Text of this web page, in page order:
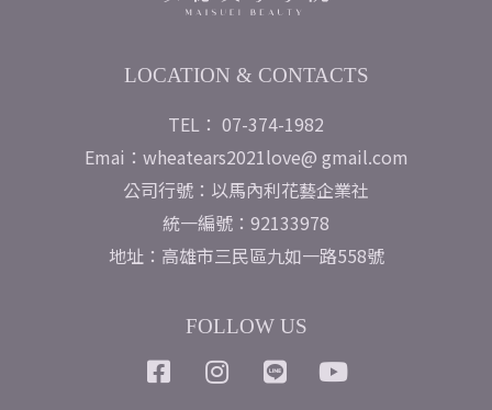
LOCATION & CONTACTS
TEL： 07-374-1982
Emai：wheatears2021love@ gmail.com
公司行號：以馬內利花藝企業社
統一編號：92133978
地址：高雄市三民區九如一路558號
FOLLOW US